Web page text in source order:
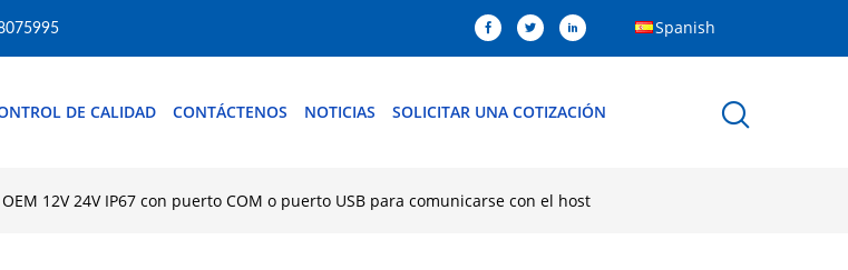
Spanish
DE CALIDAD CONTÁCTENOS NOTICIAS SOLICITAR UNA COTIZACIÓN
12V 24V IP67 con puerto COM o puerto USB para comunicarse con el host